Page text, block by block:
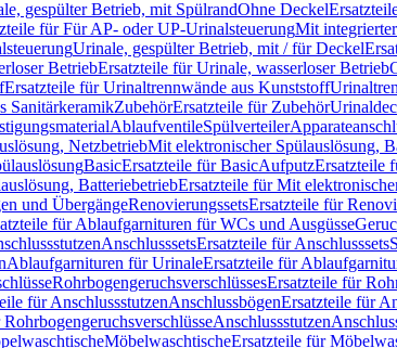
gespülter Betrieb, mit SpülrandOhne Deckel
für Für AP- oder UP-UrinalsteuerungMit
Urinale, gespülter Betrieb, mit / für Deckel
BetriebErsatzteile für Urinale, wasserloser Betrieb
Ersatzteile für Urinaltrennwände aus Kunststoff
SanitärkeramikZubehörErsatzteile für Zubehör
AblaufventileSpülverteiler
NetzbetriebMit elektronischer Spülauslösung,
BasicErsatzteile für BasicAufputzErsatzteile
BatteriebetriebErsatzteile für Mit
und ÜbergängeRenovierungssetsErsatzteile für
für Ablaufgarnituren für WCs und Ausgüsse
AnschlusssetsErsatzteile für Anschlusssets
Ablaufgarnituren für UrinaleErsatzteile für
RohrbogengeruchsverschlüssesErsatzteile für
für AnschlussstutzenAnschlussbögenErsatzteile für
Anschlussstutzen
MöbelwaschtischeErsatzteile für